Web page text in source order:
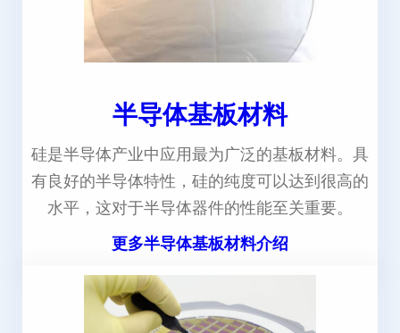
半导体基板材料
硅是半导体产业中应用最为广泛的基板材料。具
有良好的半导体特性，硅的纯度可以达到很高的
水平，这对于半导体器件的性能至关重要。
更多半导体基板材料介绍